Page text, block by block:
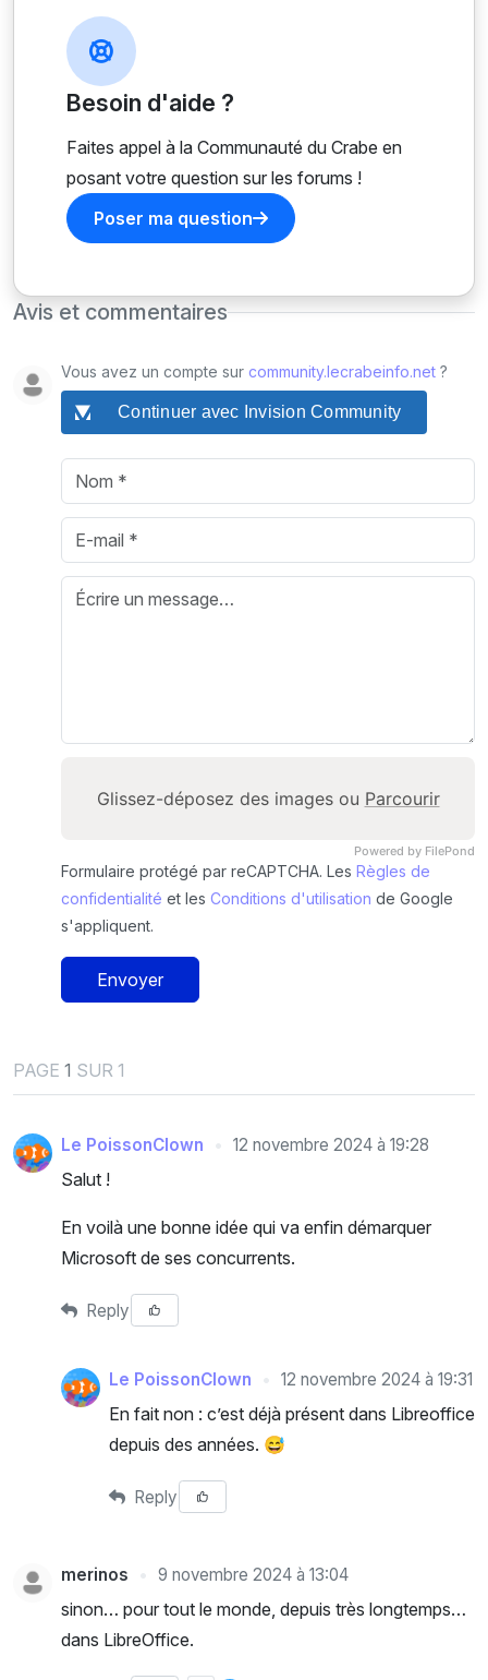
Besoin d'aide ?
Faites appel à la Communauté du Crabe en
posant votre question sur les forums !
Poser ma question
Avis et commentaires
Vous avez un compte sur community.lecrabeinfo.net ?
Continuer avec Invision Community
Powered by FilePond
Glissez-déposez des images ou Parcourir
Formulaire protégé par reCAPTCHA. Les Règles de
confidentialité et les Conditions d'utilisation de Google
s'appliquent.
Envoyer
PAGE 1 SUR 1
Le PoissonClown 12 novembre 2024 à 19:28
Salut !
En voilà une bonne idée qui va enfin démarquer
Microsoft de ses concurrents.
Reply
Le PoissonClown 12 novembre 2024 à 19:31
En fait non : c’est déjà présent dans Libreoffice
depuis des années. 😅
Reply
merinos 9 novembre 2024 à 13:04
sinon… pour tout le monde, depuis très longtemps…
dans LibreOffice.